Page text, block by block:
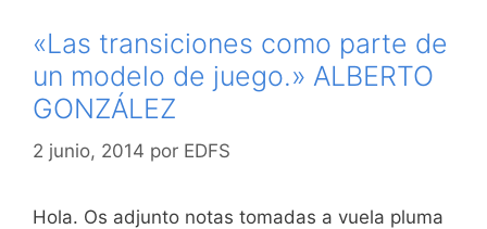
«Las transiciones como parte de
un modelo de juego.» ALBERTO
GONZÁLEZ
2 junio, 2014 por EDFS
Hola. Os adjunto notas tomadas a vuela pluma